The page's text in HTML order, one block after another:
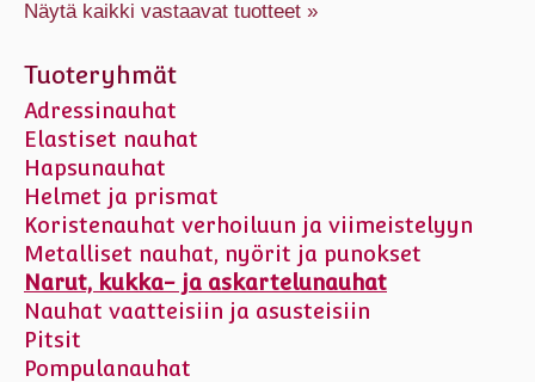
Näytä kaikki vastaavat tuotteet »
Tuoteryhmät
Adressinauhat
Elastiset nauhat
Hapsunauhat
Helmet ja prismat
Koristenauhat verhoiluun ja viimeistelyyn
Metalliset nauhat, nyörit ja punokset
Narut, kukka- ja askartelunauhat
Nauhat vaatteisiin ja asusteisiin
Pitsit
Pompulanauhat